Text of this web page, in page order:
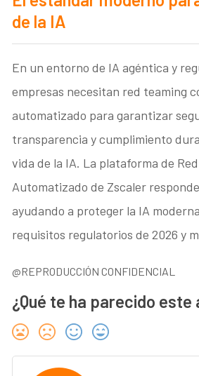
de la IA
En un entorno de IA agéntica y
empresas necesitan red teaming
automatizado para garantizar
transparencia y cumplimiento
vida de la IA. La plataforma de
Automatizado de Zscaler
ayudando a proteger la IA
requisitos regulatorios de 2026 y
@REPRODUCCIÓN CONFIDENCIAL
¿Qué te ha parecido este